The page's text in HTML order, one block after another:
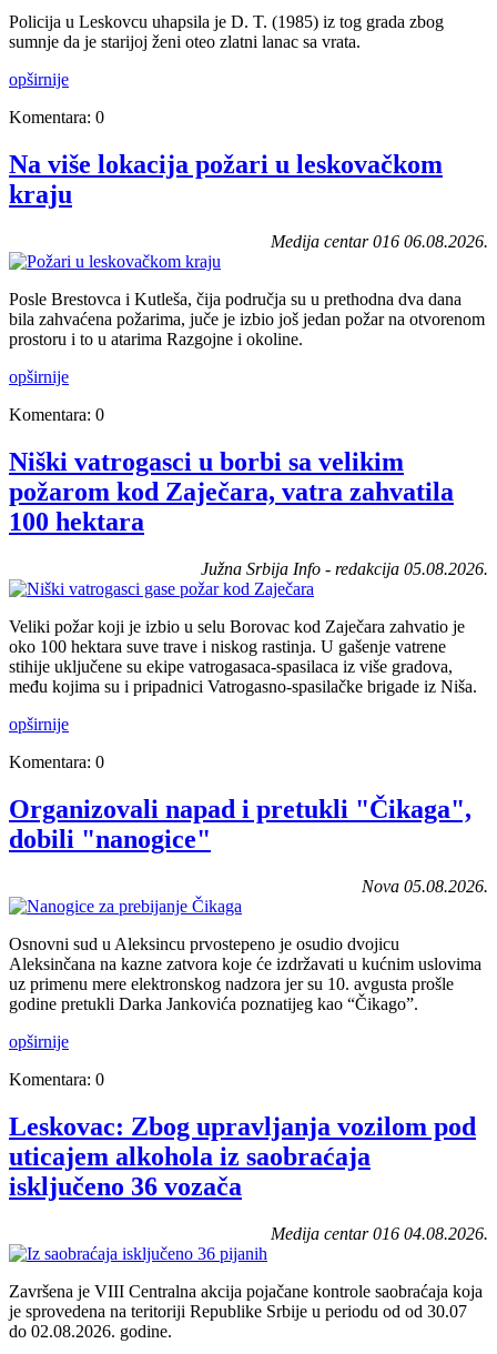
Policija u Leskovcu uhapsila je D. T. (1985) iz tog grada zbog
sumnje da je starijoj ženi oteo zlatni lanac sa vrata.
opširnije
Komentara: 0
Na više lokacija požari u leskovačkom
kraju
Medija centar 016 06.08.2026.
Posle Brestovca i Kutleša, čija područja su u prethodna dva dana
bila zahvaćena požarima, juče je izbio još jedan požar na otvorenom
prostoru i to u atarima Razgojne i okoline.
opširnije
Komentara: 0
Niški vatrogasci u borbi sa velikim
požarom kod Zaječara, vatra zahvatila
100 hektara
Južna Srbija Info - redakcija 05.08.2026.
Veliki požar koji je izbio u selu Borovac kod Zaječara zahvatio je
oko 100 hektara suve trave i niskog rastinja. U gašenje vatrene
stihije uključene su ekipe vatrogasaca-spasilaca iz više gradova,
među kojima su i pripadnici Vatrogasno-spasilačke brigade iz Niša.
opširnije
Komentara: 0
Organizovali napad i pretukli "Čikaga",
dobili "nanogice"
Nova 05.08.2026.
Osnovni sud u Aleksincu prvostepeno je osudio dvojicu
Aleksinčana na kazne zatvora koje će izdržavati u kućnim uslovima
uz primenu mere elektronskog nadzora jer su 10. avgusta prošle
godine pretukli Darka Jankovića poznatijeg kao “Čikago”.
opširnije
Komentara: 0
Leskovac: Zbog upravljanja vozilom pod
uticajem alkohola iz saobraćaja
isključeno 36 vozača
Medija centar 016 04.08.2026.
Završena je VIII Centralna akcija pojačane kontrole saobraćaja koja
je sprovedena na teritoriji Republike Srbije u periodu od od 30.07
do 02.08.2026. godine.